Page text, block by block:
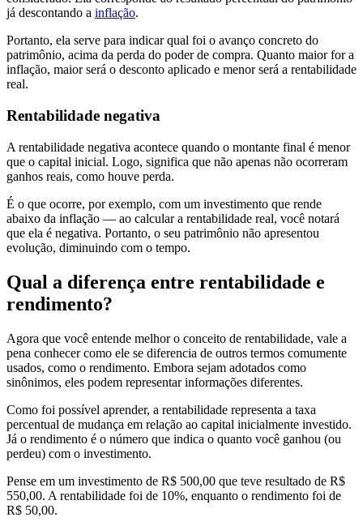
já descontando a inflação.
Portanto, ela serve para indicar qual foi o avanço concreto do
patrimônio, acima da perda do poder de compra. Quanto maior for a
inflação, maior será o desconto aplicado e menor será a rentabilidade
real.
Rentabilidade negativa
A rentabilidade negativa acontece quando o montante final é menor
que o capital inicial. Logo, significa que não apenas não ocorreram
ganhos reais, como houve perda.
É o que ocorre, por exemplo, com um investimento que rende
abaixo da inflação — ao calcular a rentabilidade real, você notará
que ela é negativa. Portanto, o seu patrimônio não apresentou
evolução, diminuindo com o tempo.
Qual a diferença entre rentabilidade e
rendimento?
Agora que você entende melhor o conceito de rentabilidade, vale a
pena conhecer como ele se diferencia de outros termos comumente
usados, como o rendimento. Embora sejam adotados como
sinônimos, eles podem representar informações diferentes.
Como foi possível aprender, a rentabilidade representa a taxa
percentual de mudança em relação ao capital inicialmente investido.
Já o rendimento é o número que indica o quanto você ganhou (ou
perdeu) com o investimento.
Pense em um investimento de R$ 500,00 que teve resultado de R$
550,00. A rentabilidade foi de 10%, enquanto o rendimento foi de
R$ 50,00.